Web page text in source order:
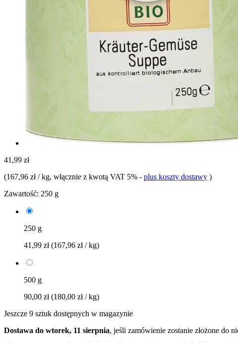
41,99 zł
(167,96 zł / kg, włącznie z kwotą VAT 5% - plus koszty dostawy )
Zawartość: 250 g
250 g
41,99 zł(167,96 zł / kg)
500 g
90,00 zł(180,00 zł / kg)
Jeszcze 9 sztuk dostępnych w magazynie
Dostawa do wtorek, 11 sierpnia, jeśli zamówienie zostanie złożone do